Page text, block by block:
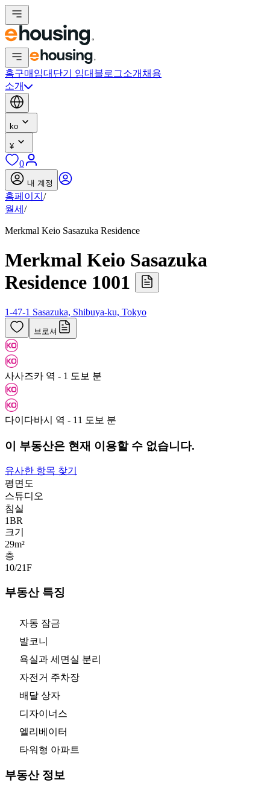
홈구매 임대 단기 임대 블로그소개 채용
소개
ko
¥
0
내 계정
홈페이지 /
월세 /
Merkmal Keio Sasazuka Residence
Merkmal Keio Sasazuka
Residence 1001
1-47-1 Sasazuka, Shibuya-ku, Tokyo
브로셔
사사즈카 역 - 1 도보 분
다이다바시 역 - 11 도보 분
이 부동산은 현재 이용할 수 없습니다.
유사한 항목 찾기
평면도
스튜디오
침실
1BR
크기
29m²
층
10/21F
부동산 특징
자동 잠금
발코니
욕실과 세면실 분리
자전거 주차장
배달 상자
디자이너스
엘리베이터
타워형 아파트
부동산 정보